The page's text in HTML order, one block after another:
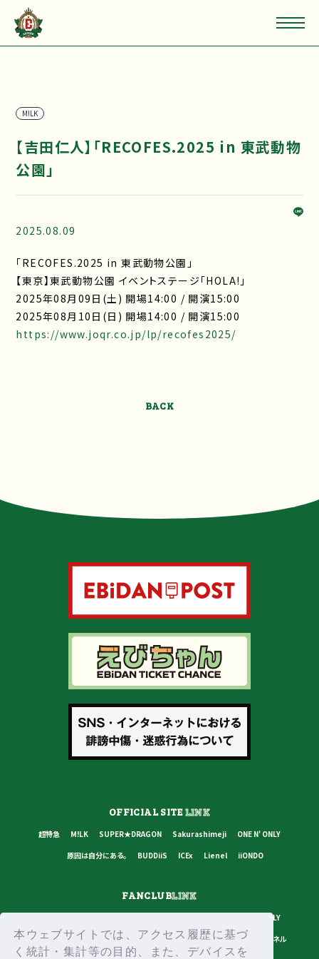
本ウェブサイトでは、アクセス履歴に基づ
く統計・集計等の目的、また、デバイスを
M!LK
【吉田仁人】「RECOFES.2025 in 東武動物
公園」
2025.08.09
「RECOFES.2025 in 東武動物公園」
【東京】東武動物公園 イベントステージ「HOLA!」
2025年08月09日(土) 開場14:00 / 開演15:00
2025年08月10日(日) 開場14:00 / 開演15:00
https://www.joqr.co.jp/lp/recofes2025/
BACK
OFFICIAL SITELINK
超特急 M!LK SUPER★DRAGON Sakurashimeji
ONE N' ONLY
原因は自分にある。
BUDDiiS ICEx Lienel iiONDO
FANCLUBLINK
ONE N' ONLY
原因は自分にある。
BUDDiiS ICEx Lienel スターダストチャンネル